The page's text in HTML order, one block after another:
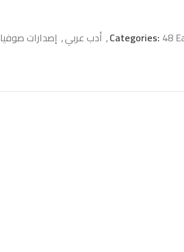
Categories: 48
, أدب عربي, إصدارات صوفيا